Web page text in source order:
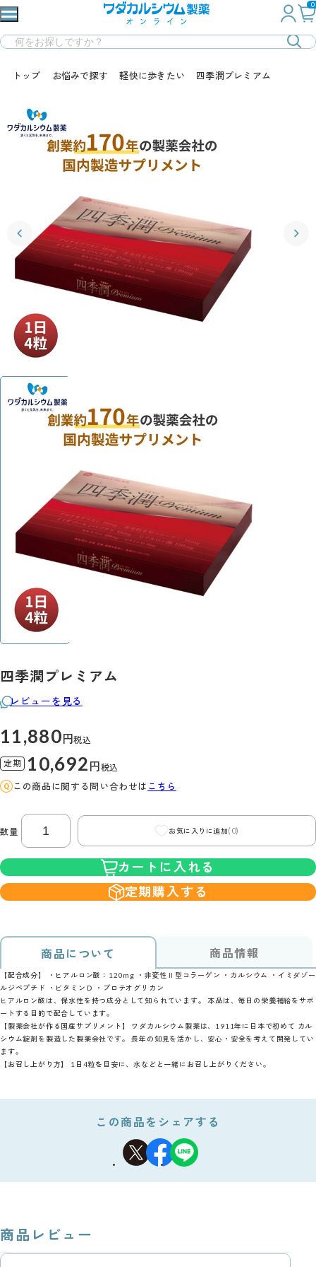
0
トップ お悩みで探す 軽快に歩きたい 四季潤プレミアム
四季潤プレミアム
レビューを見る
11,880円税込
定期 10,692 円税込
この商品に関する問い合わせは こちら
数量 お気に入りに追加(0)
カートに入れる
定期購入する
商品について 商品情報
【配合成分】 ・ヒアルロン酸：120mg ・非変性Ⅱ型コラーゲン ・カルシウム ・イミダゾー
ルジペプチド ・ビタミンＤ ・プロテオグリカン
ヒアルロン酸は、保水性を持つ成分として知られています。 本品は、毎日の栄養補給をサポ
ートする目的で配合しています。
【製薬会社が作る国産サプリメント】 ワダカルシウム製薬は、1911年に日本で初めて カル
シウム錠剤を製造した製薬会社です。 長年の知見を活かし、安心・安全を考えて開発してい
ます。
【お召し上がり方】 1日4粒を目安に、水などと一緒にお召し上がりください。
この商品をシェアする
商品レビュー